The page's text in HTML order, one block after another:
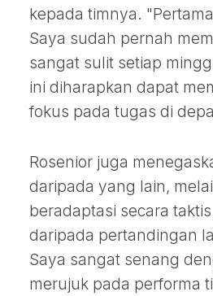
kepada timnya.
Saya sudah pernah
sangat sulit setiap
ini diharapkan dapat
fokus pada tugas di
Rosenior juga
daripada yang lain,
beradaptasi secara
daripada pertandingan
Saya sangat senang
merujuk pada performa